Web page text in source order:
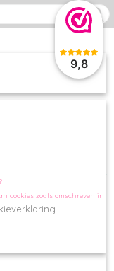
9,8
cookies zoals omschreven in